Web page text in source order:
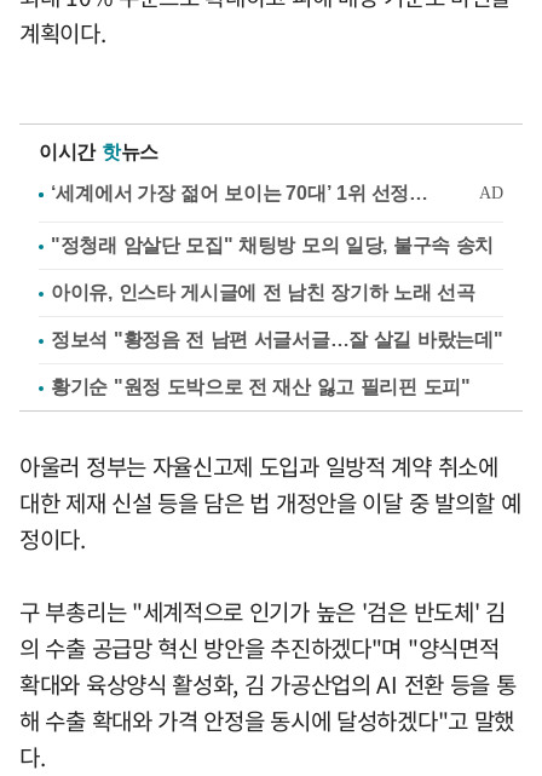
계획이다.
이시간 핫뉴스
"정청래 암살단 모집" 채팅방 모의 일당, 불구속 송치
아이유, 인스타 게시글에 전 남친 장기하 노래 선곡
정보석 "황정음 전 남편 서글서글…잘 살길 바랐는데"
황기순 "원정 도박으로 전 재산 잃고 필리핀 도피"
아울러 정부는 자율신고제 도입과 일방적 계약 취소에
대한 제재 신설 등을 담은 법 개정안을 이달 중 발의할 예
정이다.
구 부총리는 "세계적으로 인기가 높은 '검은 반도체' 김
의 수출 공급망 혁신 방안을 추진하겠다"며 "양식면적
확대와 육상양식 활성화, 김 가공산업의 AI 전환 등을 통
해 수출 확대와 가격 안정을 동시에 달성하겠다"고 말했
다.